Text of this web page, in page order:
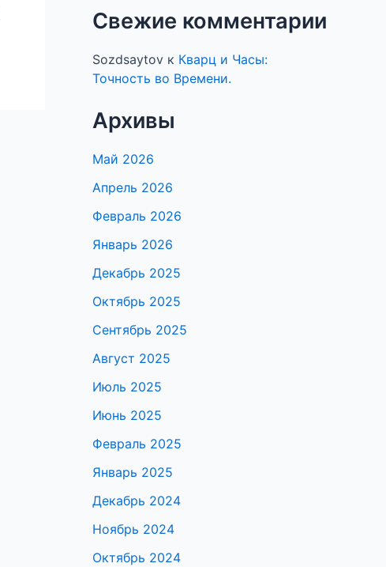
Свежие комментарии
Sozdsaytov к Кварц и Часы:
Точность во Времени.
Архивы
Май 2026
Апрель 2026
Февраль 2026
Январь 2026
Декабрь 2025
Октябрь 2025
Сентябрь 2025
Август 2025
Июль 2025
Июнь 2025
Февраль 2025
Январь 2025
Декабрь 2024
Ноябрь 2024
Октябрь 2024